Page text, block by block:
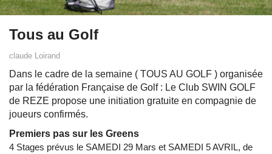
Tous au Golf
claude Loirand
Dans le cadre de la semaine ( TOUS AU GOLF ) organisée
par la fédération Française de Golf : Le Club SWIN GOLF
de REZE propose une initiation gratuite en compagnie de
joueurs confirmés.
Premiers pas sur les Greens
4 Stages prévus le SAMEDI 29 Mars et SAMEDI 5 AVRIL, de